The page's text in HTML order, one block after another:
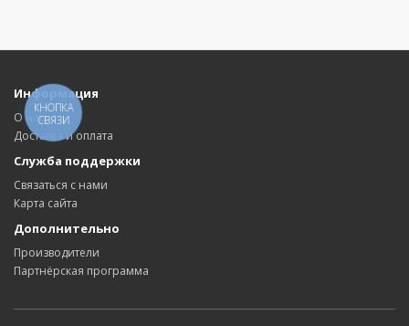
Информация
О нас
Доставка и оплата
Служба поддержки
Связаться с нами
Карта сайта
Дополнительно
Производители
Партнёрская программа
КНОПКА
СВЯЗИ